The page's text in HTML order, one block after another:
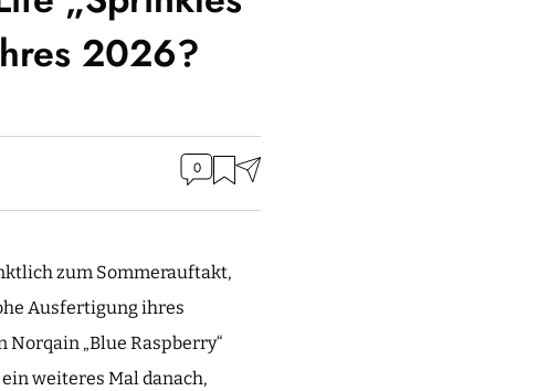
2026?
0
zum Sommerauftakt,
Ausfertigung ihres
„Blue Raspberry“
weiteres Mal danach,